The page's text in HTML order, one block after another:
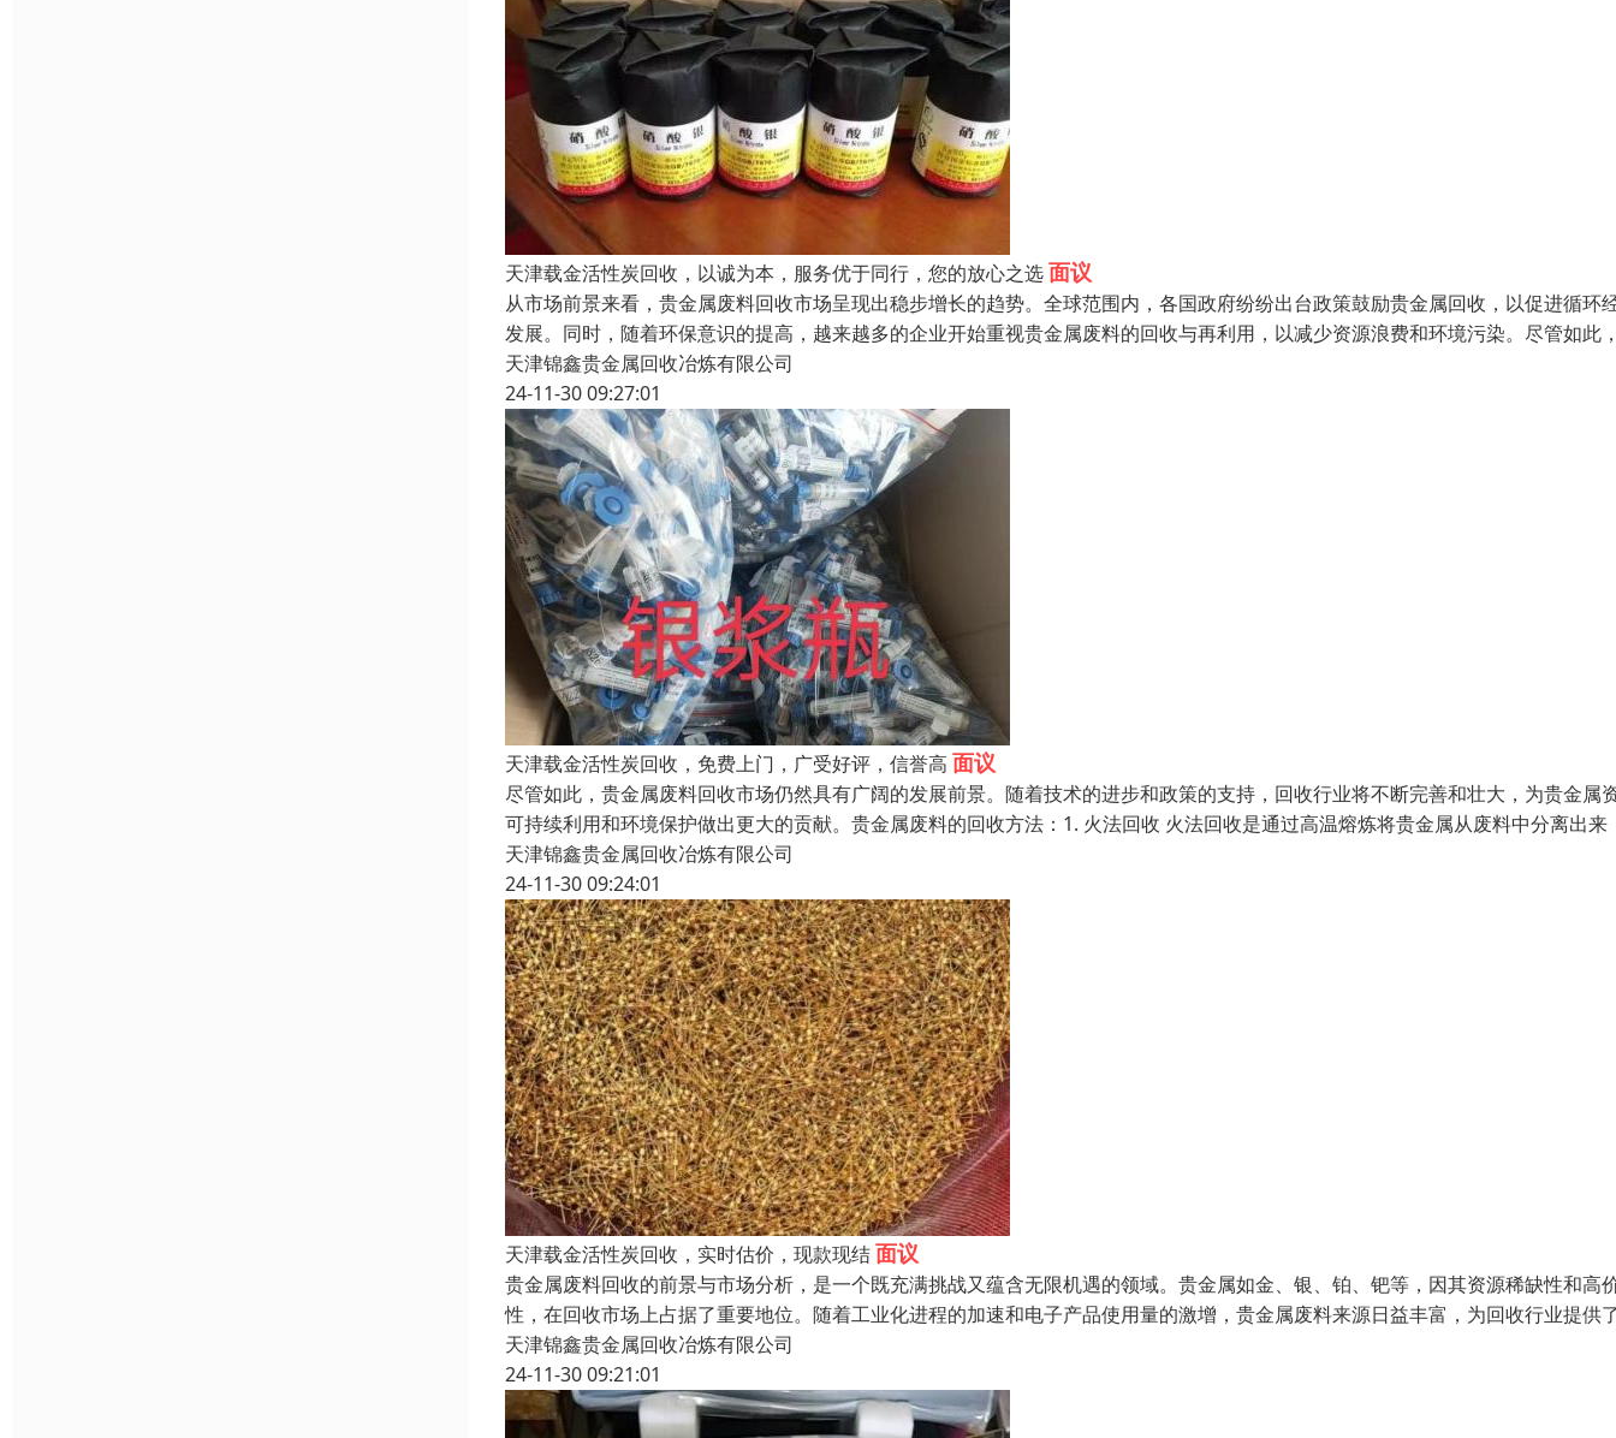
天津载金活性炭回收，以诚为本，服务优于同行，您的放心之选面议
从市场前景来看，贵金属废料回收市场呈现出稳步增长的趋势。全球范围内，各国政府纷纷出台政策鼓励贵金属回收，以促进循环
发展。同时，随着环保意识的提高，越来越多的企业开始重视贵金属废料的回收与再利用，以减少资源浪费和环境污染。尽管如此
天津锦鑫贵金属回收冶炼有限公司
24-11-30 09:27:01
天津载金活性炭回收，免费上门，广受好评，信誉高 面议
尽管如此，贵金属废料回收市场仍然具有广阔的发展前景。随着技术的进步和政策的支持，回收行业将不断完善和壮大，为贵金属
可持续利用和环境保护做出更大的贡献。贵金属废料的回收方法：1. 火法回收 火法回收是通过高温熔炼将贵金属从废料中分离出来
天津锦鑫贵金属回收冶炼有限公司
24-11-30 09:24:01
天津载金活性炭回收，实时估价，现款现结面议
贵金属废料回收的前景与市场分析，是一个既充满挑战又蕴含无限机遇的领域。贵金属如金、银、铂、钯等，因其资源稀缺性和高
性，在回收市场上占据了重要地位。随着工业化进程的加速和电子产品使用量的激增，贵金属废料来源日益丰富，为回收行业提供
天津锦鑫贵金属回收冶炼有限公司
24-11-30 09:21:01